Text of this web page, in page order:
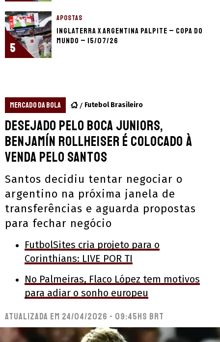
5
APOSTAS
Inglaterra x Argentina palpite – Copa do
Mundo – 15/07/26
MERCADO DA BOLA Futebol Brasileiro
Desejado pelo Boca Juniors,
Benjamín Rollheiser é colocado à
venda pelo Santos
Santos decidiu tentar negociar o
argentino na próxima janela de
transferências e aguarda propostas
para fechar negócio
FutbolSites cria projeto para o
Corinthians: LIVE POR TI
No Palmeiras, Flaco López tem motivos
para adiar o sonho europeu
Atualizada em 24/04/2026 - 09:45hs BRT